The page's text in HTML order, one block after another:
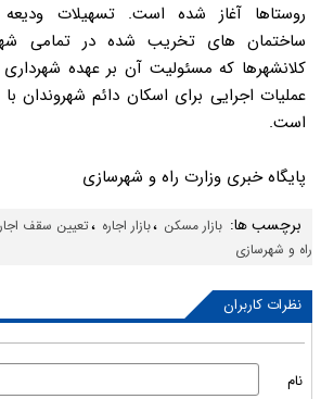
روستاها آغاز شده است. تسهیلات
ساختمان های تخریب شده در تمامی
کلانشهرها که مسئولیت آن بر عهده
عملیات اجرایی برای اسکان دائم شهروندان
است.
پایگاه خبری وزارت راه و شهرسازی
برچسب ها: بازار مسکن ،بازار اجاره ،تعیین سقف
راه و شهرسازی
نظرات کاربران
نام